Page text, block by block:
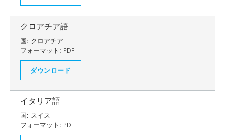
クロアチア語
国: クロアチア
フォーマット: PDF
ダウンロード
イタリア語
国: スイス
フォーマット: PDF